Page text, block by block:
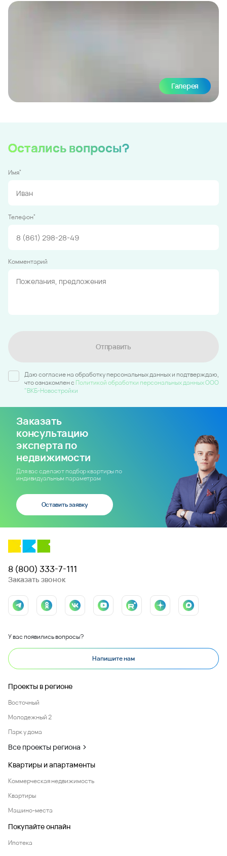
Галерея
Остались вопросы?
Имя*
Телефон*
Комментарий
Отправить
Даю согласие на обработку персональных данных и подтверждаю,
что ознакомлен c Политикой обработки персональных данных ООО
"ВКБ-Новостройки
Заказать
консультацию
эксперта по
недвижимости
Для вас сделают подбор квартиры по
индивидуальным параметрам
Оставить заявку
8 (800) 333-7-111
Заказать звонок
У вас появились вопросы?
Напишите нам
Проекты в регионе
Восточный
Молодежный 2
Парк у дома
Все проекты региона
Квартиры и апартаменты
Коммерческая недвижимость
Квартиры
Машино-места
Покупайте онлайн
Ипотека